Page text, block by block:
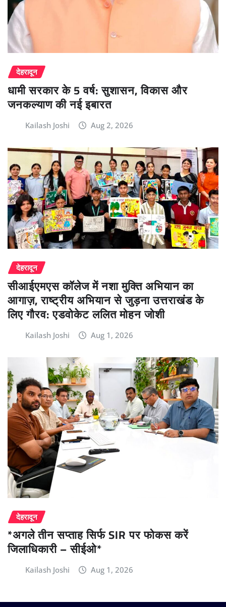
देहरादून
धामी सरकार के 5 वर्ष: सुशासन, विकास और
जनकल्याण की नई इबारत
Kailash Joshi Aug 2, 2026
देहरादून
सीआईएमएस कॉलेज में नशा मुक्ति अभियान का
आगाज़, राष्ट्रीय अभियान से जुड़ना उत्तराखंड के
लिए गौरव: एडवोकेट ललित मोहन जोशी
Kailash Joshi Aug 1, 2026
देहरादून
*अगले तीन सप्ताह सिर्फ SIR पर फोकस करें
जिलाधिकारी – सीईओ*
Kailash Joshi Aug 1, 2026